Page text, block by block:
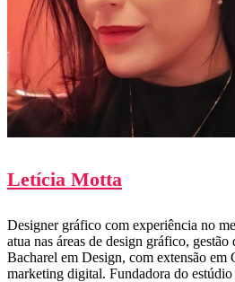
Letícia Motta
Designer gráfico com experiência no
atua nas áreas de design gráfico,
Bacharel em Design, com extensão
marketing digital. Fundadora do